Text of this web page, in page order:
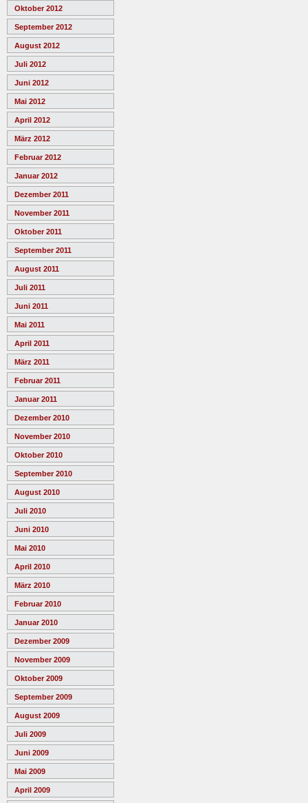
Oktober 2012
September 2012
August 2012
Juli 2012
Juni 2012
Mai 2012
April 2012
März 2012
Februar 2012
Januar 2012
Dezember 2011
November 2011
Oktober 2011
September 2011
August 2011
Juli 2011
Juni 2011
Mai 2011
April 2011
März 2011
Februar 2011
Januar 2011
Dezember 2010
November 2010
Oktober 2010
September 2010
August 2010
Juli 2010
Juni 2010
Mai 2010
April 2010
März 2010
Februar 2010
Januar 2010
Dezember 2009
November 2009
Oktober 2009
September 2009
August 2009
Juli 2009
Juni 2009
Mai 2009
April 2009